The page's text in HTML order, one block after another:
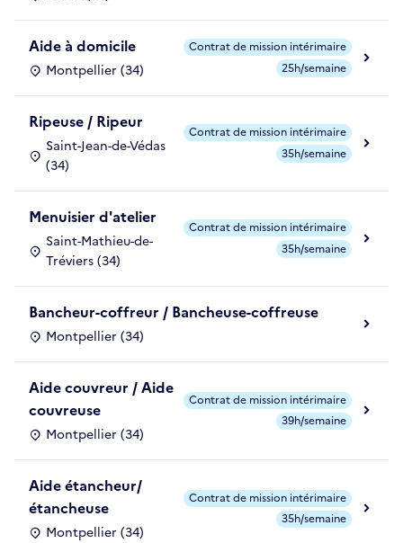
Aide à domicile
Montpellier (34)
Contrat de mission intérimaire
25h/semaine
Ripeuse / Ripeur
Saint-Jean-de-Védas
(34)
Contrat de mission intérimaire
35h/semaine
Menuisier d'atelier
Saint-Mathieu-de-
Tréviers (34)
Contrat de mission intérimaire
35h/semaine
Bancheur-coffreur / Bancheuse-coffreuse
Montpellier (34)
Aide couvreur / Aide
couvreuse
Montpellier (34)
Contrat de mission intérimaire
39h/semaine
Aide étancheur/
étancheuse
Montpellier (34)
Contrat de mission intérimaire
35h/semaine